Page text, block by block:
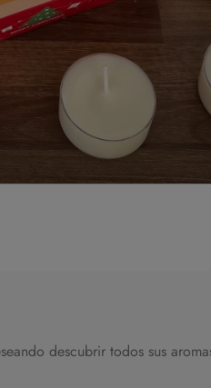
descubrir todos sus